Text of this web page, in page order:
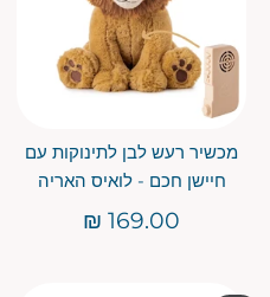
מכשיר רעש לבן לתינוקות עם
חיישן חכם - לואיס האריה
169.00 ₪